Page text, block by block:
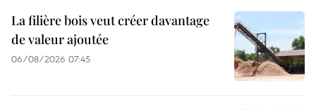
La filière bois veut créer davantage
de valeur ajoutée
06/08/2026 07:45